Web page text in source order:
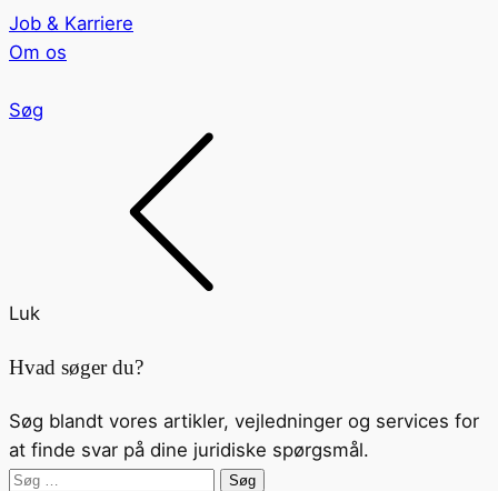
Job & Karriere
Om os
Søg
Luk
Hvad søger du?
Søg blandt vores artikler, vejledninger og services for
at finde svar på dine juridiske spørgsmål.
Søg